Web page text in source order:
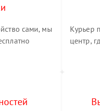
сами, мы
Курьер
центр,